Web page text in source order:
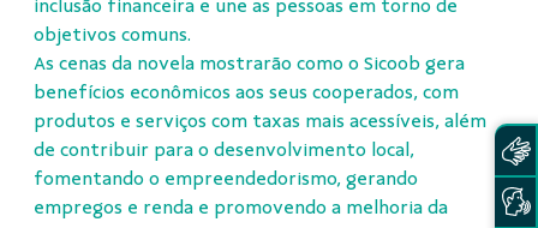
inclusão financeira e une as pessoas em torno de
objetivos comuns.
As cenas da novela mostrarão como o Sicoob gera
benefícios econômicos aos seus cooperados, com
produtos e serviços com taxas mais acessíveis, além
de contribuir para o desenvolvimento local,
fomentando o empreendedorismo, gerando
empregos e renda e promovendo a melhoria da